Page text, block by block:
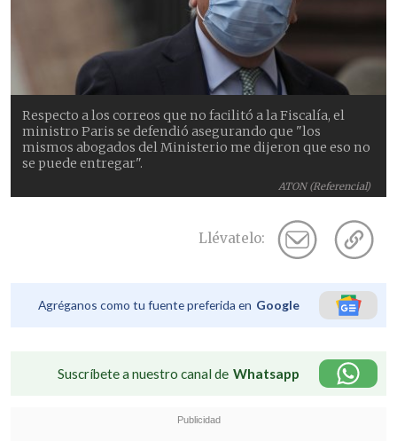
ATON (Referencial)
Respecto a los correos que no facilitó a la Fiscalía, el
ministro Paris se defendió asegurando que "los
mismos abogados del Ministerio me dijeron que eso no
se puede entregar".
Llévatelo:
Agréganos como tu fuente preferida en Google
Suscríbete a nuestro canal de Whatsapp